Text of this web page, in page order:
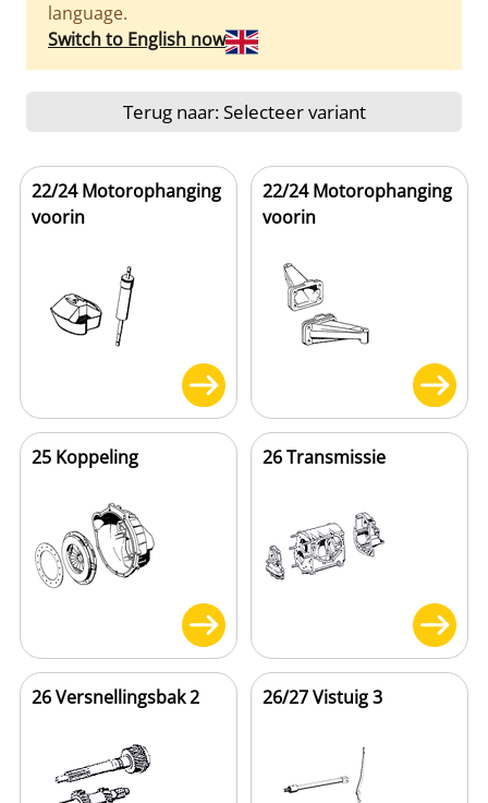
language.
Switch to English now
Terug naar: Selecteer variant
22/24 Motorophanging
voorin
22/24 Motorophanging
voorin
25 Koppeling 26 Transmissie
26 Versnellingsbak 2 26/27 Vistuig 3